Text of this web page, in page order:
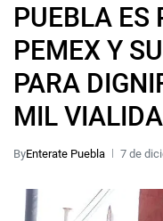
PUEBLA ES
PEMEX Y
PARA
MIL
ByEnterate Puebla 7 de